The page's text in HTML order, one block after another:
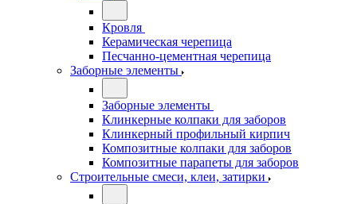
Кровля
Керамическая черепица
Песчанно-цементная черепица
Заборные элементы
Заборные элементы
Клинкерные колпаки для заборов
Клинкерный профильный кирпич
Композитные колпаки для заборов
Композитные парапеты для заборов
Строительные смеси, клеи, затирки